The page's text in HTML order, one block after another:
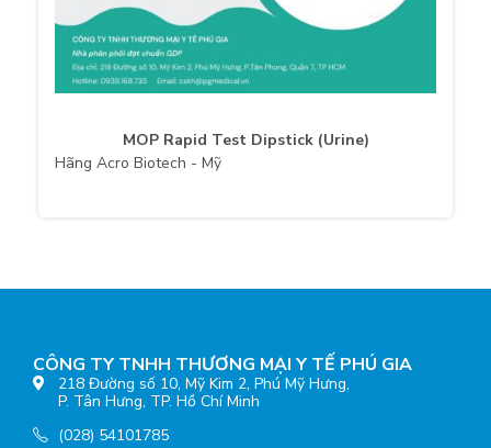
MOP Rapid Test Dipstick (Urine)
Hãng Acro Biotech - Mỹ
CÔNG TY TNHH THƯƠNG MẠI Y TẾ PHÚ GIA
218 Đường số 10, Mỹ Kim 2, Phú Mỹ Hưng,
P. Tân Hưng, TP. Hồ Chí Minh
(028) 54101785